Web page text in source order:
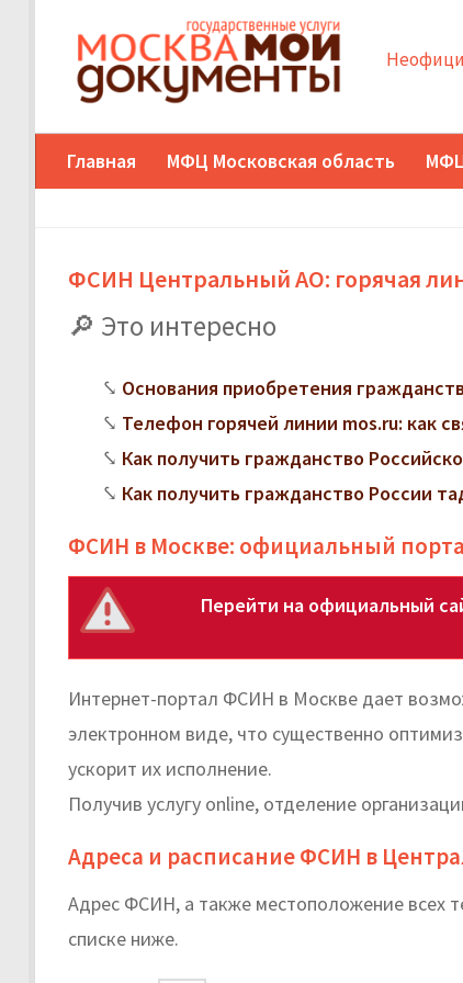
Главная МФЦ Московская область
ФСИН Центральный АО: горячая
Это интересно
Основания приобретения
Телефон горячей линии mos.ru: как
Как получить гражданство
Как получить гражданство России
ФСИН в Москве: официальный
Перейти на официальный
Интернет-портал ФСИН в Москве дает
электронном виде, что существенно
ускорит их исполнение.
Получив услугу online, отделение
Адреса и расписание ФСИН в
Адрес ФСИН, а также местоположение всех
списке ниже.